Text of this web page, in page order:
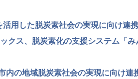
用した脱炭素社会の実現に向け連
クス、脱炭素化の支援システム「
内の地域脱炭素社会の実現に向け